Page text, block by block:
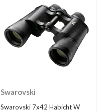
Swarovski
Swarovski 7x42 Habicht W